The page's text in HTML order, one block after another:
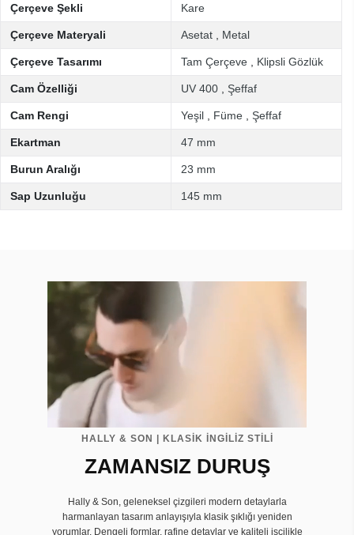
Çerçeve Şekli Kare
Çerçeve Materyali Asetat Metal
Çerçeve Tasarımı Tam Çerçeve Klipsli Gözlük
Cam Özelliği UV 400 Şeffaf
Cam Rengi Yeşil Füme Şeffaf
Ekartman 47 mm
Burun Aralığı 23 mm
Sap Uzunluğu 145 mm
HALLY & SON | KLASİK İNGİLİZ STİLİ
ZAMANSIZ DURUŞ
Hally & Son, geleneksel çizgileri modern detaylarla
harmanlayan tasarım anlayışıyla klasik şıklığı yeniden
yorumlar. Dengeli formlar, rafine detaylar ve kaliteli işçilikle